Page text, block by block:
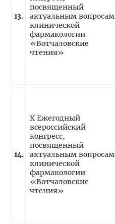
13.
посвященный
актуальным вопросам
клинической
фармакологии
«Вотчаловские
чтения»
14.
X Ежегодный
всероссийский
конгресс,
посвященный
актуальным вопросам
клинической
фармакологии
«Вотчаловские
чтения»